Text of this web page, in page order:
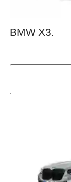
BMW X3.